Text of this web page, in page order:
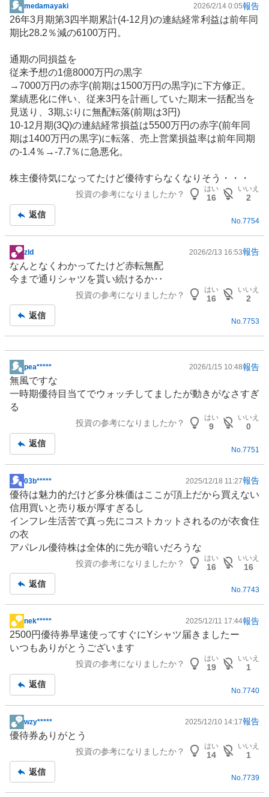
掲
示
板
事
medamayaki 2026/2/14 0:05報告
26年3月期第3四半期累計(4-12月)の連結経常利益は前年同
期比28.2％減の6100万円。
通期の同損益を
従来予想の1億8000万円の黒字
→7000万円の赤字(前期は1500万円の黒字)に下方修正。
業績悪化に伴い、従来3円を計画していた期末一括配当を
見送り、3期ぶりに無配転落(前期は3円)
10-12月期(3Q)の連結経常損益は5500万円の赤字(前年同
期は1400万円の黒字)に転落、売上営業損益率は前年同期
の-1.4％→-7.7％に急悪化。
株主優待気になってたけど優待すらなくなりそう・・・
投資の参考になりましたか？
はい
16
いいえ
2
返信
No. 7754
掲
示
板
zld 2026/2/13 16:53報告
なんとなくわかってたけど赤転無配
今まで通りシャツを貰い続けるか‥
投資の参考になりましたか？
はい
16
いいえ
2
返信
No.7753
掲
示
記
pea***** 2026/1/15 10:48報告
無風ですな
一時期優待目当てでウォッチしてましたが動きがなさすぎ
る
投資の参考になりましたか？
はい
9
いいえ
0
返信
No. 7751
掲
示
板
記
事
03b***** 2025/12/18 11:27報告
優待は魅力的だけど多分株価はここが頂上だから買えない
信用買いと売り板が厚すぎるし
インフレ生活苦で真っ先にコストカットされるのが衣食住
の衣
アパレル優待株は全体的に先が暗いだろうな
投資の参考になりましたか？
はい
16
いいえ
16
返信
No.7743
掲
示
板
nek***** 2025/12/11 17:44報告
2500円優待券早速使ってすぐにYシャツ届きましたー
いつもありがとうございます
投資の参考になりましたか？
はい
19
いいえ
1
返信
No. 7740
掲
示
事
wzy***** 2025/12/10 14:17報告
優待券ありがとう
投資の参考になりましたか？
はい
14
いいえ
1
返信
No.7739